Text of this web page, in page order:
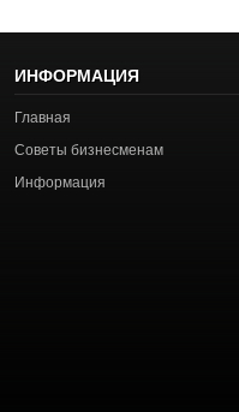
ИНФОРМАЦИЯ
Главная
Советы бизнесменам
Информация